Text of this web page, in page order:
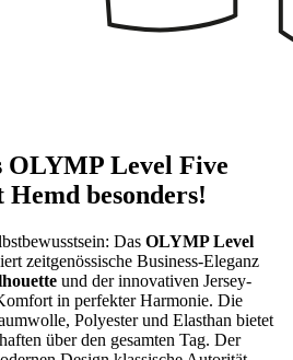
OLYMP Level Five
Hemd besonders!
Das OLYMP Level
zeitgenössische Business-Eleganz
und der innovativen Jersey-
in perfekter Harmonie. Die
Polyester und Elasthan bietet
über den gesamten Tag. Der